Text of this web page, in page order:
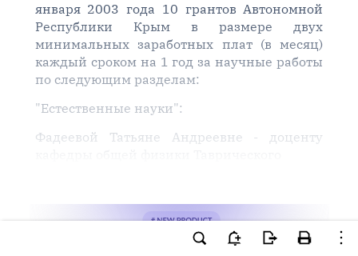
января 2003 года 10 грантов Автономной
Республики Крым в размере двух
минимальных заработных плат (в месяц)
каждый сроком на 1 год за научные работы
по следующим разделам:
"Естественные науки":
Фадеевой Татьяне Андреевне - доценту